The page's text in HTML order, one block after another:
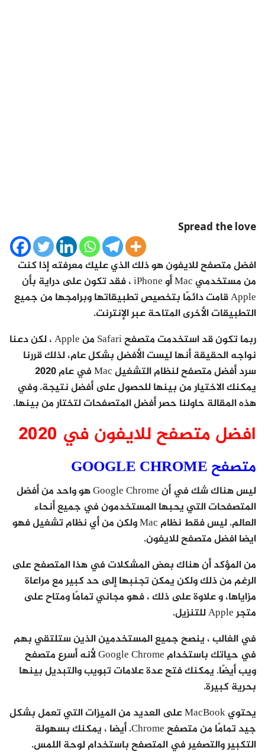
Spread the love
افضل متصفح للايفون هو ذلك الذي عليك معرفته إذا كنت
من مستخدمي Mac أو iPhone ، فقد تكون على دراية بأن
Apple قامت دائمًا بتخصيص تطبيقاتها وبرامجها من جميع
التطبيقات الأخرى المتاحة عبر الإنترنت.
ربما تكون قد استخدمت متصفح Safari من Apple ، لكن دعنا
نواجه الحقيقة أنها ليست الأفضل بشكل عام، لذلك قررنا
سرد أفضل متصفح لنظام التشغيل Mac في عام 2020
يمكنك الاختيار من بينها للحصول على أفضل نتيجة. وفي
هذه المقالة حاولنا حصر أفضل المتصفحات لتختار من بينها.
افضل متصفح للايفون في 2020
متصفح GOOGLE CHROME
ليس هناك شك في أن Google Chrome هو واحد من أفضل
المتصفحات التي يحبها المستخدمون في جميع أنحاء
العالم. ليس فقط نظام Mac ولكن من أي نظام تشغيل فهو
ايضا افضل متصفح للايفون.
من المؤكد أن هناك بعض المشكلات في هذا المتصفح على
الرغم من ذلك ولكن يمكن تجنبها إلى حد كبير مع مراعاة
مزاياها، و علاوة على ذلك ، فهو مجاني تمامًا ومتاح على
متجر Apple للتنزيل.
في الغالب ، ينصح جميع المستخدمين الذين ستلتقي بهم
في حياتك باستخدام Google Chrome لأنه أسرع متصفح
ويب أيضًا. يمكنك فتح عدة علامات تبويب والتبديل بينها
بحرية كبيرة.
يحتوي MacBook على العديد من الميزات التي تعمل بشكل
جيد تمامًا من متصفح Chrome. أيضا ، يمكنك بسهولة
التكبير والتصغير في المتصفح باستخدام لوحة اللمس.